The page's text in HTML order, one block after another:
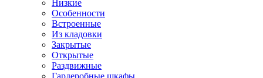
Низкие
Особенности
Встроенные
Из кладовки
Закрытые
Открытые
Раздвижные
Гардеробные шкафы